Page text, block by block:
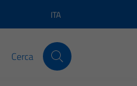
Lingua attiva:
ITA
Cerca